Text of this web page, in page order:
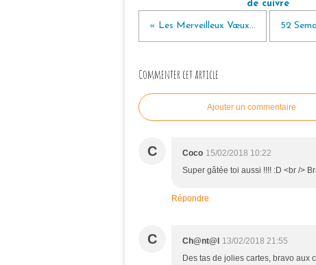
de cuivre
« Les Merveilleux Vœux... 52
Commenter cet article
Ajouter un commentaire
C Coco 15/02/2018 10:22
Super gâtée toi aussi !!!! :D <br />
Répondre
C Ch@nt@l
13/02/2018 21:55
Des tas de jolies cartes, bravo aux